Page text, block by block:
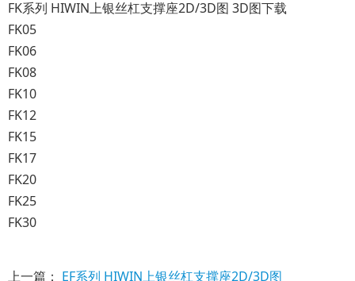
FK系列 HIWIN上银丝杠支撑座2D/3D图 3D图下载
FK05
FK06
FK08
FK10
FK12
FK15
FK17
FK20
FK25
FK30
上一篇： EF系列 HIWIN上银丝杠支撑座2D/3D图